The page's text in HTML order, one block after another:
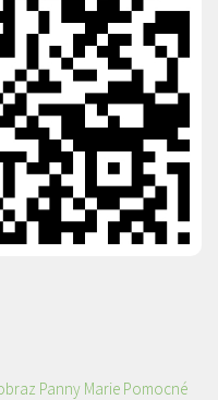
Panny Marie Pomocné